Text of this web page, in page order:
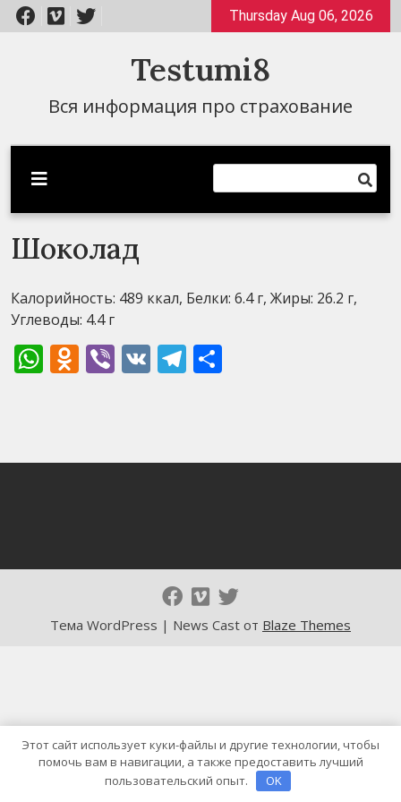
Перейти
к
Thursday Aug 06, 2026
Testumi8
Вся информация про страхование
Шоколад
Калорийность: 489 ккал, Белки: 6.4 г, Жиры: 26.2 г,
Углеводы: 4.4 г
WhatsApp
Odnoklassniki
Viber
VK Telegram
Тема WordPress | News Cast от Blaze Themes
Этот сайт использует куки-файлы и другие технологии, чтобы
помочь вам в навигации, а также предоставить лучший
пользовательский опыт.
OK